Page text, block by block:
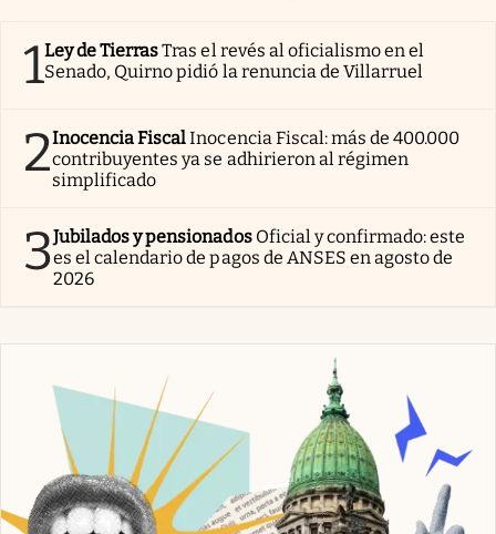
1Ley de TierrasTras el revés al oficialismo en el
Senado, Quirno pidió la renuncia de Villarruel
2Inocencia FiscalInocencia Fiscal: más de 400.000
contribuyentes ya se adhirieron al régimen
simplificado
3Jubilados y pensionados Oficial y confirmado: este
es el calendario de pagos de ANSES en agosto de
2026